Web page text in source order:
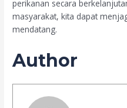
perikanan secara
masyarakat, kita dapat
mendatang.
Author